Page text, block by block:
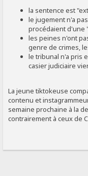
la sentence est
le jugement n'a
procédaient d'une
les peines n'ont
genre de crimes,
le tribunal n'a pris
casier judiciaire
La jeune tiktokeuse
contenu et
semaine prochaine à la
contrairement à ceux de